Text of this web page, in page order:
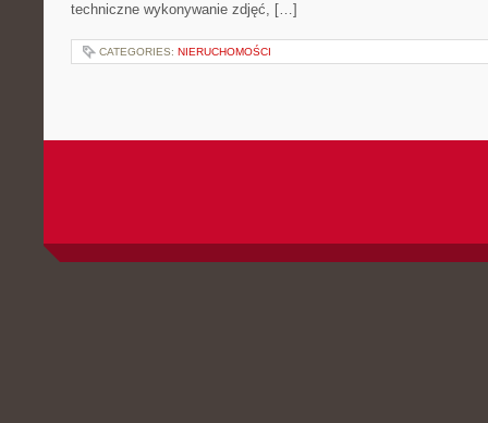
techniczne wykonywanie zdjęć, […]
CATEGORIES: NIERUCHOMOŚCI